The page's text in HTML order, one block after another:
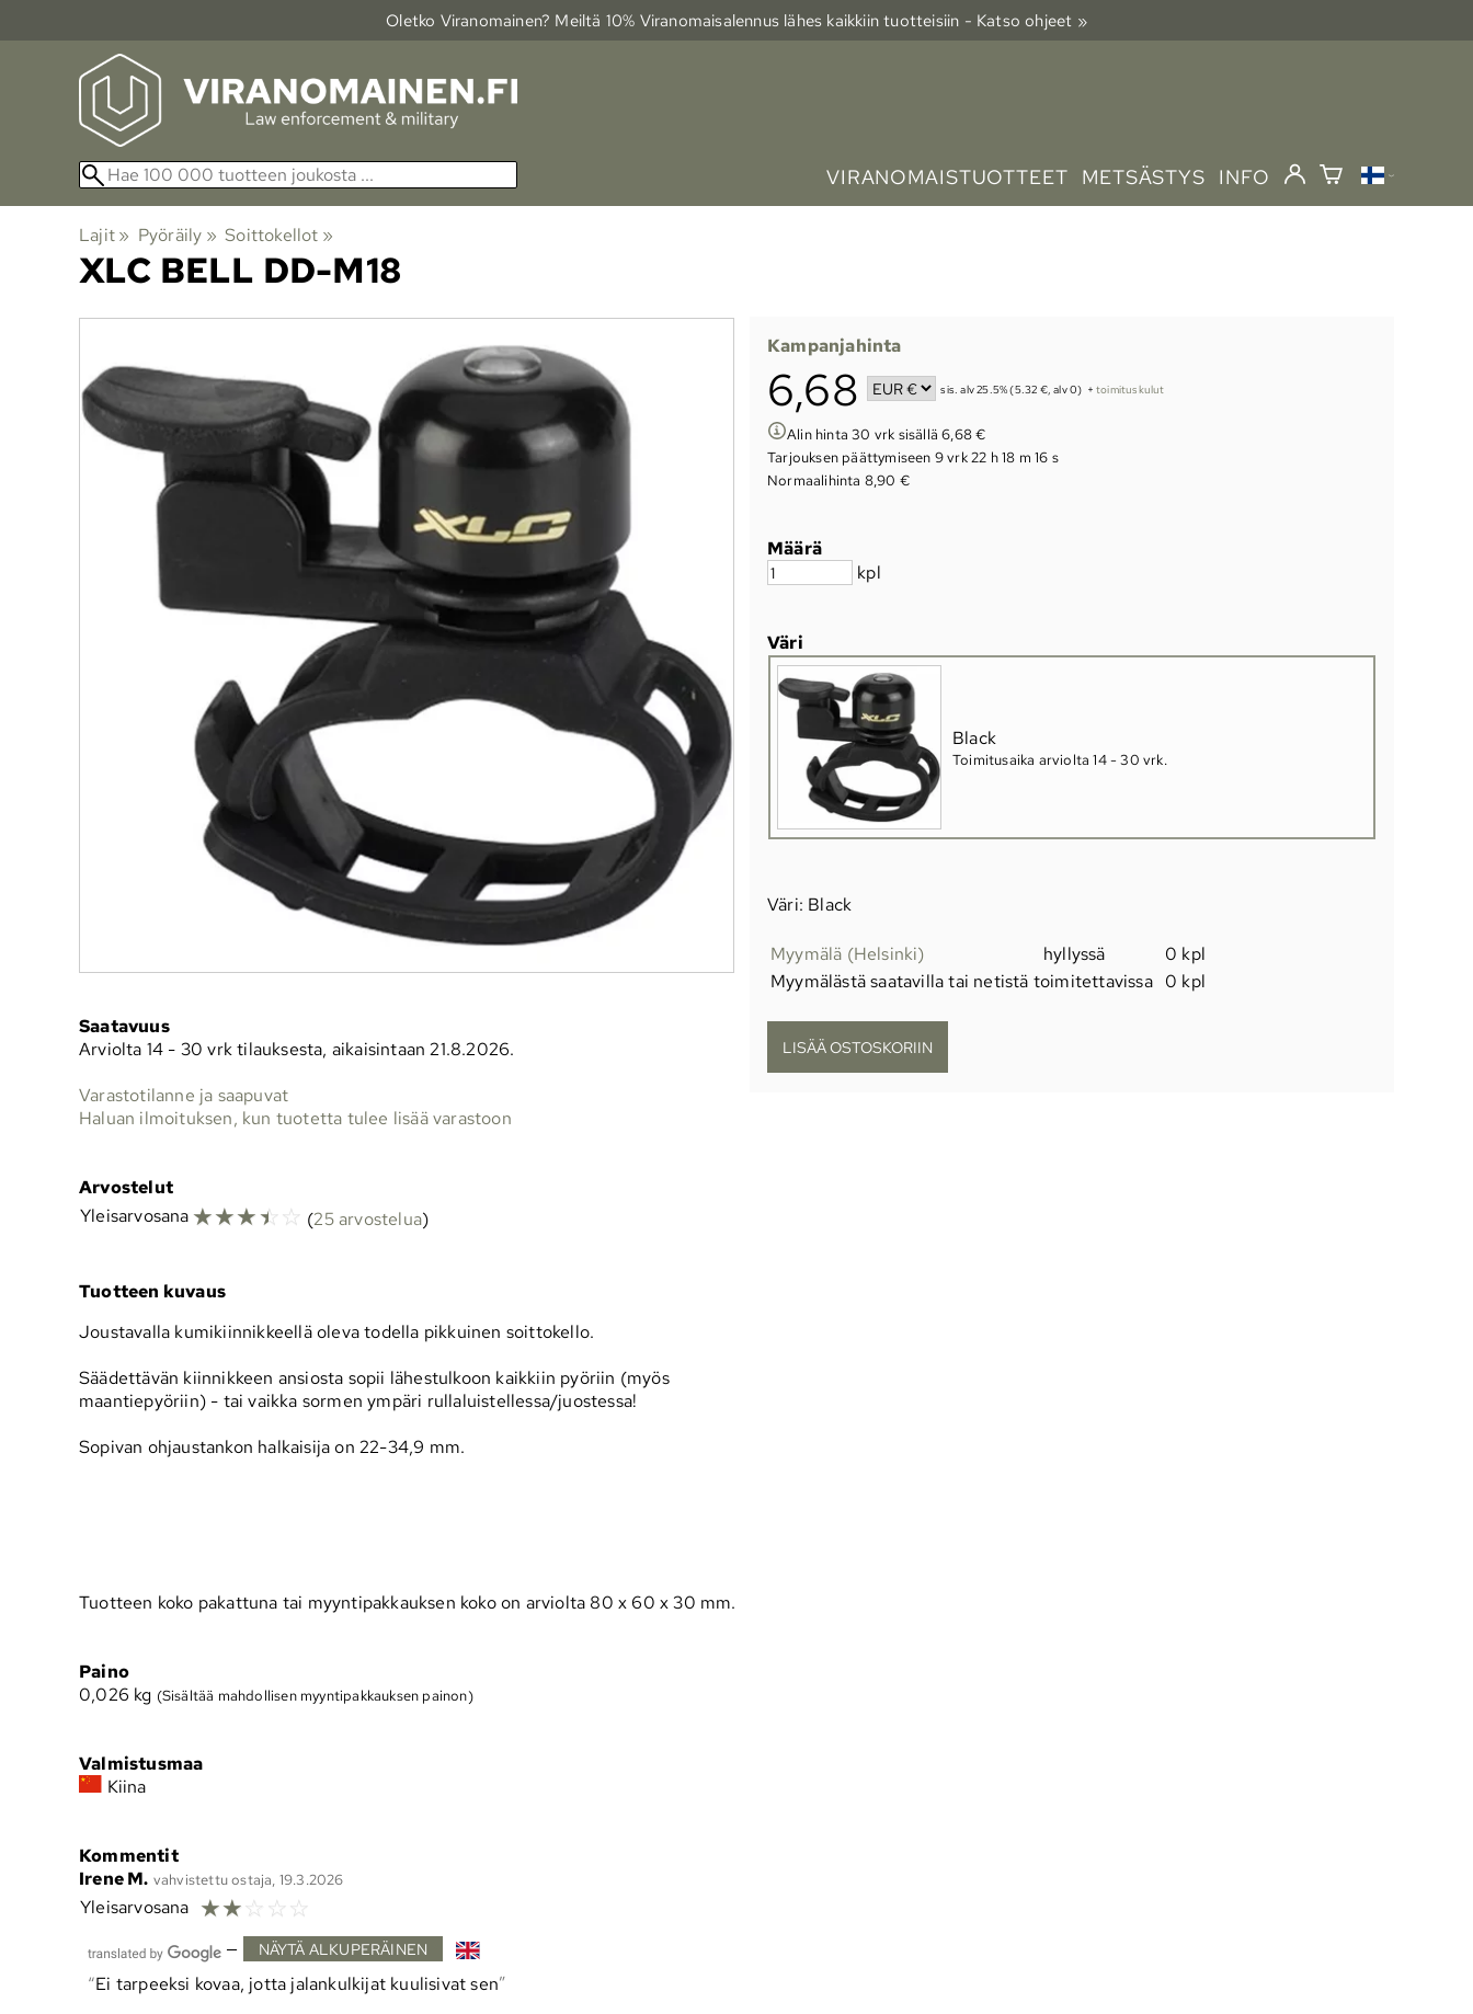
Oletko Viranomainen? Meiltä 10% Viranomais­alennus lähes kaikkiin tuotteisiin - Katso ohjeet »
VIRANOMAISTUOTTEET METSÄSTYS INFO
Lajit‪» Pyöräily ‪» Soittokellot ‪»
XLC BELL DD-M18
Kampanjahinta
6,68 sis. alv 25.5% (5.32 €, alv 0) +toimituskulut
Alin hinta 30 vrk sisällä 6,68 €
Tarjouksen päättymiseen 9 vrk 22 h 18 m 15 s
Normaalihinta 8,90 €
Määrä
kpl
Väri
Black
Toimitusaika arviolta14 - 30 vrk.
Väri: Black
Myymälä (Helsinki) hyllyssä
0 kpl
Myymälästä saatavilla tai netistä toimitettavissa 0 kpl
Saatavuus
Arviolta 14 - 30 vrk tilauksesta, aikaisintaan 21.8.2026.
Varastotilanne ja saapuvat
Haluan ilmoituksen, kun tuotetta tulee lisää varastoon
Arvostelut
Yleisarvosana ☆☆☆☆ ☆ (25 arvostelua)
Tuotteen kuvaus
Joustavalla kumikiinnikkeellä oleva todella pikkuinen soittokello.
Säädettävän kiinnikkeen ansiosta sopii lähestulkoon kaikkiin pyöriin (myös
maantiepyöriin) - tai vaikka sormen ympäri rullaluistellessa/juostessa!
Sopivan ohjaustankon halkaisija on 22-34,9 mm.
Tuotteen koko pakattuna tai myyntipakkauksen koko on arviolta 80 x 60 x 30 mm.
Paino
0,026 kg (Sisältää mahdollisen myyntipakkauksen painon)
Valmistusmaa
Kiina
Kommentit
Irene M. vahvistettu ostaja, 19.3.2026
Yleisarvosana ☆☆☆ ☆ ☆
— NÄYTÄ ALKUPERÄINEN
Ei tarpeeksi kovaa, jotta jalankulkijat kuulisivat sen